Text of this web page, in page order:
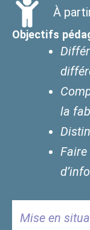
À
Objectifs
la
Mise en